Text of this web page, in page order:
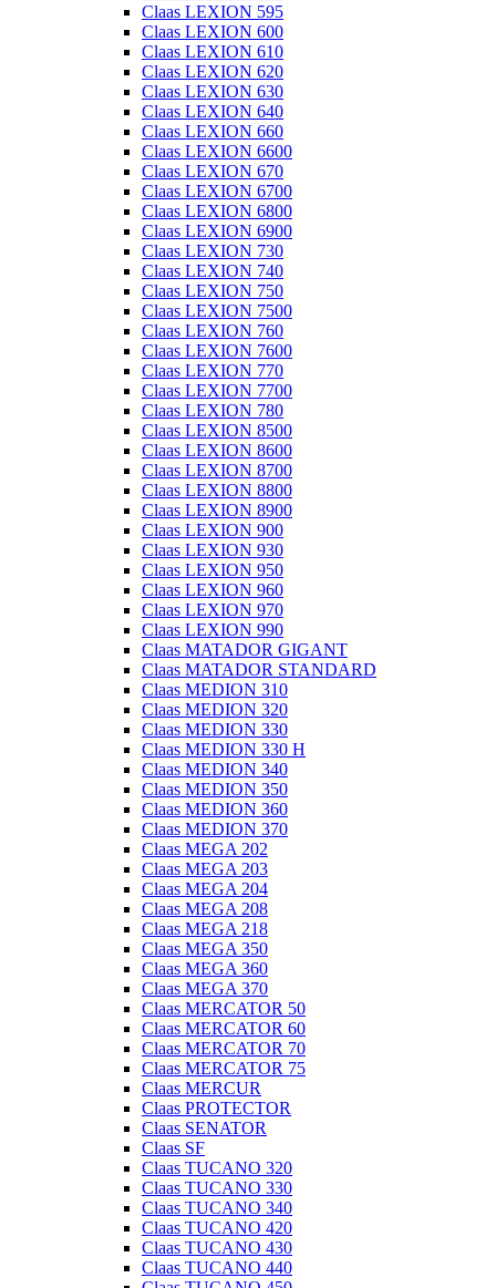
Claas LEXION 595
Claas LEXION 600
Claas LEXION 610
Claas LEXION 620
Claas LEXION 630
Claas LEXION 640
Claas LEXION 660
Claas LEXION 6600
Claas LEXION 670
Claas LEXION 6700
Claas LEXION 6800
Claas LEXION 6900
Claas LEXION 730
Claas LEXION 740
Claas LEXION 750
Claas LEXION 7500
Claas LEXION 760
Claas LEXION 7600
Claas LEXION 770
Claas LEXION 7700
Claas LEXION 780
Claas LEXION 8500
Claas LEXION 8600
Claas LEXION 8700
Claas LEXION 8800
Claas LEXION 8900
Claas LEXION 900
Claas LEXION 930
Claas LEXION 950
Claas LEXION 960
Claas LEXION 970
Claas LEXION 990
Claas MATADOR GIGANT
Claas MATADOR STANDARD
Claas MEDION 310
Claas MEDION 320
Claas MEDION 330
Claas MEDION 330 H
Claas MEDION 340
Claas MEDION 350
Claas MEDION 360
Claas MEDION 370
Claas MEGA 202
Claas MEGA 203
Claas MEGA 204
Claas MEGA 208
Claas MEGA 218
Claas MEGA 350
Claas MEGA 360
Claas MEGA 370
Claas MERCATOR 50
Claas MERCATOR 60
Claas MERCATOR 70
Claas MERCATOR 75
Claas MERCUR
Claas PROTECTOR
Claas SENATOR
Claas SF
Claas TUCANO 320
Claas TUCANO 330
Claas TUCANO 340
Claas TUCANO 420
Claas TUCANO 430
Claas TUCANO 440